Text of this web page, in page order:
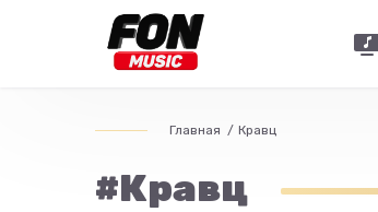
Главная Кравц
#Кравц